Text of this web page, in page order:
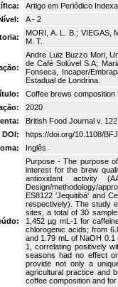
Artigo em Periódico
A - 2
MORI, A. L. B.; VIEGAS,
M. T.
Andre Luiz Buzzo Mori,
de Café Solúvel S.A;
Fonseca, Incaper/
Estadual de Londrina.
Coffee brews composition
2020
British Food Journal v.
DOI:
https://doi.org/10.1108/
Inglês
Purpose - The purpose
interest for the brew
antioxidant activity
Design/methodology/
ES8122 'Jequitibá' and
respectively). The study
sites, a total of 30
1,452 µg mL-1 for
chlorogenic acids; from
and 1.79 mL of NaOH 0.1
1, correlating positively
seasons had no effect
provide not only a
agricultural practice and
coffee composition and